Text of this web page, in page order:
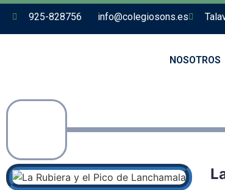
925-828756 info@colegiosons.es
NOSOTROS